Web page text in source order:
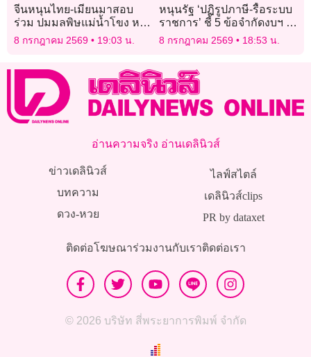
จีนหนุนไทย-เมียนมาสอบ
ร่วม ปมมลพิษแม่น้ำโขง หา
ต้นตอโลหะหนัก
8 กรกฎาคม 2569 19:03 น.
หนุนรัฐ ‘ปฏิรูปภาษี-รื้อระบบ
ราชการ’ ชี้ 5 ข้อจำกัดงบฯ ปี
70 ทำเศรษฐกิจโตยาก
8 กรกฎาคม 2569 18:53 น.
อ่านความจริง อ่านเดลินิวส์
ข่าวเดลินิวส์
บทความ
ดวง-หวย
ไลฟ์สไตล์
เดลินิวส์clips
PR by dataxet
ติดต่อโฆษณาร่วมงานกับเราติดต่อเรา
© 2026 บริษัท สี่พระยาการพิมพ์ จำกัด